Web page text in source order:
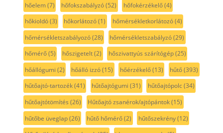
hőelem(7) hőfokszabályzó(52) hőfokérzékelő(4)
hőkioldó(3) hőkorlátozó(1) hőmérsékletkorlátozó(4)
hőmérsékletszabályozó(28) hőmérsékletszabályzó(29)
hőmérő(5) hőszigetelt(2) hőszivattyús szárítógép(25)
hőállógumi (2) hőálló izzó(15) hőérzékelő(13) hűtő(393)
hűtőajtó-tartozék(41) hűtőajtógumi (31) hűtőajtópolc(34)
hűtőajtótömítés (26) Hűtőajtó zsanérok/ajtópántok(15)
hűtőbe üveglap(26) hűtő hőmérő(2) hűtőszekrény(12)